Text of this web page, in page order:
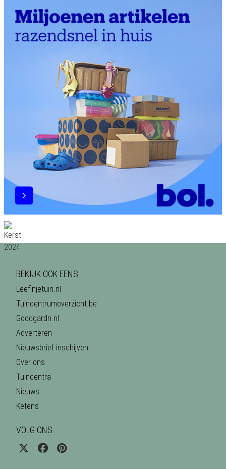
BEKIJK OOK EENS
Leefinjetuin.nl
Tuincentrumoverzicht.be
Goodgardn.nl
Adverteren
Nieuwsbrief inschijven
Over ons
Tuincentra
Nieuws
Ketens
VOLG ONS